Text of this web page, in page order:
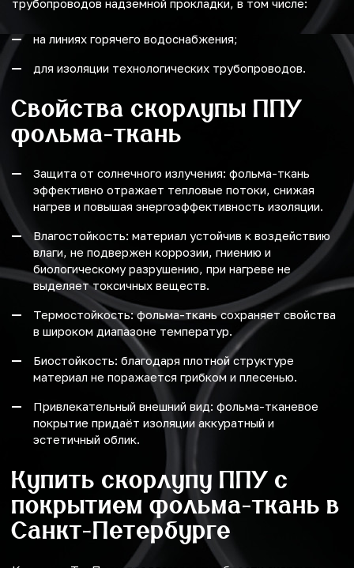
трубопроводов надземной прокладки, в том числе:
на линиях горячего водоснабжения;
для изоляции технологических трубопроводов.
Свойства скорлупы ППУ
фольма-ткань
Защита от солнечного излучения: фольма-ткань
эффективно отражает тепловые потоки, снижая
нагрев и повышая энергоэффективность изоляции.
Влагостойкость: материал устойчив к воздействию
влаги, не подвержен коррозии, гниению и
биологическому разрушению, при нагреве не
выделяет токсичных веществ.
Термостойкость: фольма-ткань сохраняет свойства
в широком диапазоне температур.
Биостойкость: благодаря плотной структуре
материал не поражается грибком и плесенью.
Привлекательный внешний вид: фольма-тканевое
покрытие придаёт изоляции аккуратный и
эстетичный облик.
Купить скорлупу ППУ с
покрытием фольма-ткань в
Санкт-Петербурге